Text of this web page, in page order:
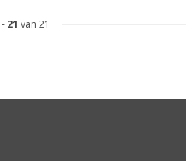
- 21 van 21